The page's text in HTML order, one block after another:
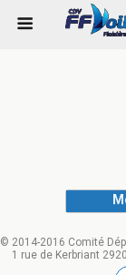
© 2014-2016 Comité
1 rue de Kerbriant